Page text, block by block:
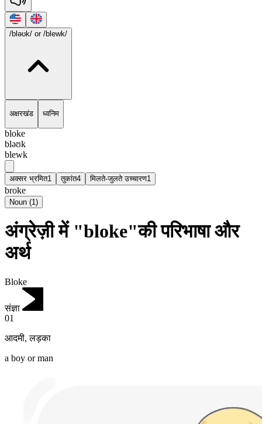
/bləʊk/ or /blewk/
अक्षरखंड ध्वनिम
bloke
bləʊk
blewk
अक्सर भ्रमित1 तुकांत4 मिलते-जुलते उच्चारण1
broke
Noun (1)
अंग्रेज़ी में "bloke"की परिभाषा और
अर्थ
Bloke
संज्ञा
01
आदमी,लड़का
a boy or man